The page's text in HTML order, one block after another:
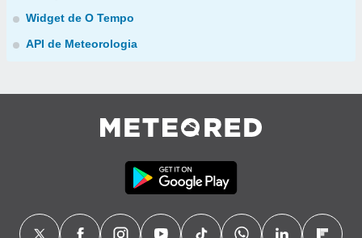
Widget de O Tempo
API de Meteorologia